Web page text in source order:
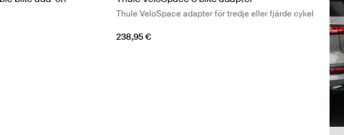
Thule VeloSpace adapter för tredje eller fjärde cykel
238,95 €